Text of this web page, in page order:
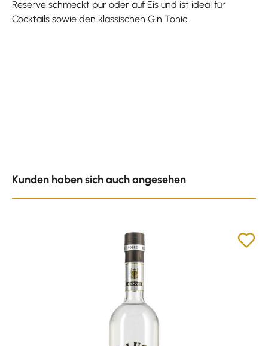
Reserve schmeckt pur oder auf Eis und ist ideal für
Cocktails sowie den klassischen Gin Tonic.
Kunden haben sich auch angesehen